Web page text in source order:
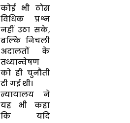
कोई भी ठोस
विधिक प्रश्न
नहीं उठा सके,
बल्कि निचली
अदालतों के
तथ्यान्वेषण
को ही चुनौती
दी गई थी।
न्यायालय ने
यह भी कहा
कि यदि